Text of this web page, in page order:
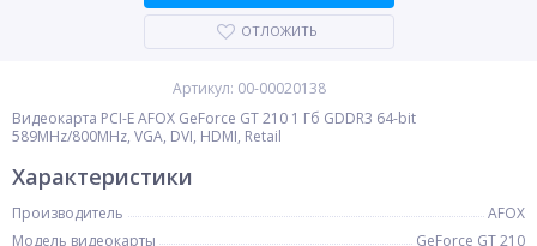
ОТЛОЖИТЬ
Артикул: 00-00020138
Видеокарта PCI-E AFOX GeForce GT 210 1 Гб GDDR3 64-bit
589MHz/800MHz, VGA, DVI, HDMI, Retail
Характеристики
Производитель
AFOX
Модель видеокарты
GeForce GT 210